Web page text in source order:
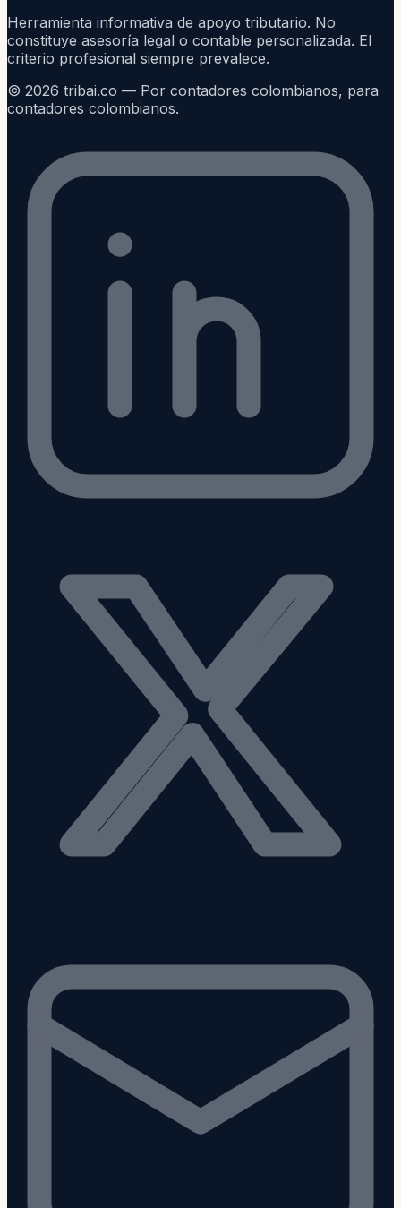
Herramienta informativa de apoyo tributario. No
constituye asesoría legal o contable personalizada. El
criterio profesional siempre prevalece.
© 2026 tribai.co — Por contadores colombianos, para
contadores colombianos.